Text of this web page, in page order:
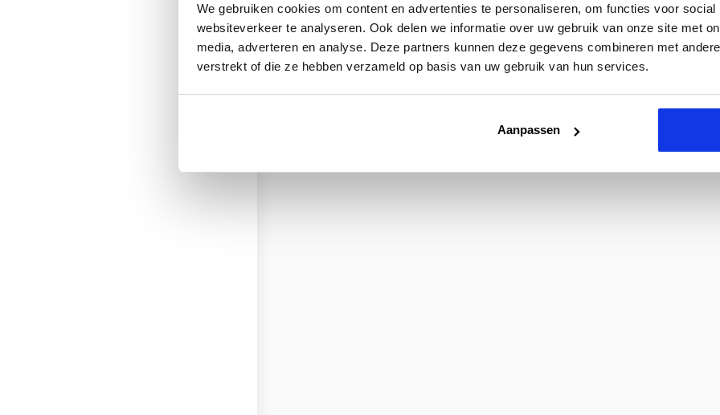
We gebruiken cookies om content en advertenties te personaliseren, om functies voor social
websiteverkeer te analyseren. Ook delen we informatie over uw gebruik van onze site met
media, adverteren en analyse. Deze partners kunnen deze gegevens combineren met
verstrekt of die ze hebben verzameld op basis van uw gebruik van hun services.
Aanpassen